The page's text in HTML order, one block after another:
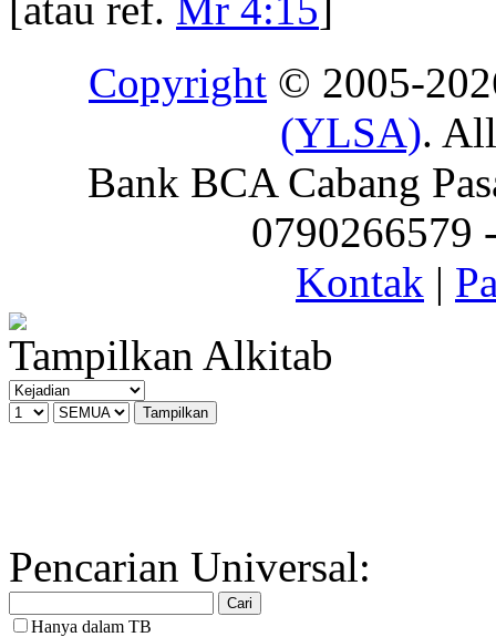
Copyright © 2005-
(YLSA).
Bank BCA Cabang
0790266579
Kontak |
Tampilkan Alkitab
Pencarian Universal:
Hanya dalam TB